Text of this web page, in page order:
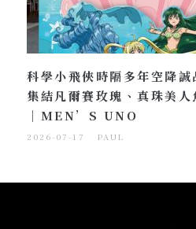
科學小飛俠時隔多年空降
集結凡爾賽玫瑰、真珠美
｜MEN’S UNO
2026-07-17 PAUL